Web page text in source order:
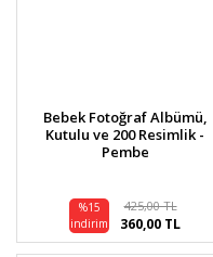
Bebek Fotoğraf Albümü,
Kutulu ve 200 Resimlik -
Pembe
%15
indirim
425,00 TL
360,00 TL